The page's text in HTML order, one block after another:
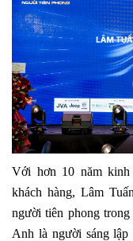
Với hơn 10 năm kinh
khách hàng, Lâm
người tiên phong
Anh là người sáng lập